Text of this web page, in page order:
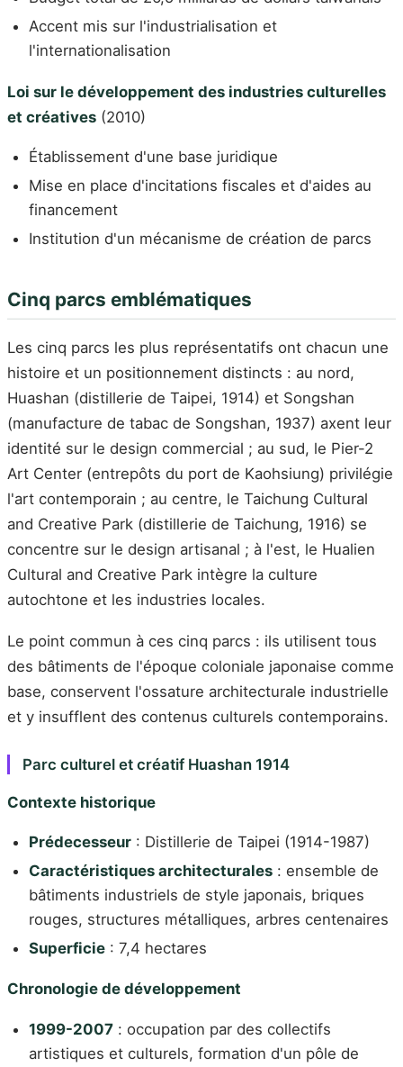
Accent mis sur l'industrialisation et
l'internationalisation
Loi sur le développement des industries culturelles
et créatives (2010)
Établissement d'une base juridique
Mise en place d'incitations fiscales et d'aides au
financement
Institution d'un mécanisme de création de parcs
Cinq parcs emblématiques
Les cinq parcs les plus représentatifs ont chacun une
histoire et un positionnement distincts : au nord,
Huashan (distillerie de Taipei, 1914) et Songshan
(manufacture de tabac de Songshan, 1937) axent leur
identité sur le design commercial ; au sud, le Pier-2
Art Center (entrepôts du port de Kaohsiung) privilégie
l'art contemporain ; au centre, le Taichung Cultural
and Creative Park (distillerie de Taichung, 1916) se
concentre sur le design artisanal ; à l'est, le Hualien
Cultural and Creative Park intègre la culture
autochtone et les industries locales.
Le point commun à ces cinq parcs : ils utilisent tous
des bâtiments de l'époque coloniale japonaise comme
base, conservent l'ossature architecturale industrielle
et y insufflent des contenus culturels contemporains.
Parc culturel et créatif Huashan 1914
Contexte historique
Prédecesseur : Distillerie de Taipei (1914-1987)
Caractéristiques architecturales : ensemble de
bâtiments industriels de style japonais, briques
rouges, structures métalliques, arbres centenaires
Superficie : 7,4 hectares
Chronologie de développement
1999-2007 : occupation par des collectifs
artistiques et culturels, formation d'un pôle de